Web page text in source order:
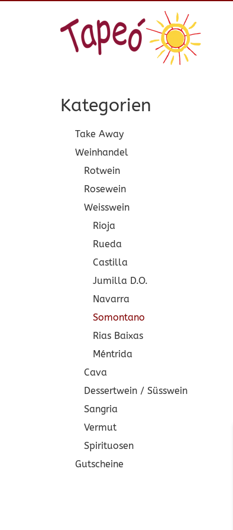
Kategorien
Take Away
Weinhandel
Rotwein
Rosewein
Weisswein
Rioja
Rueda
Castilla
Jumilla D.O.
Navarra
Somontano
Rias Baixas
Méntrida
Cava
Dessertwein / Süsswein
Sangria
Vermut
Spirituosen
Gutscheine